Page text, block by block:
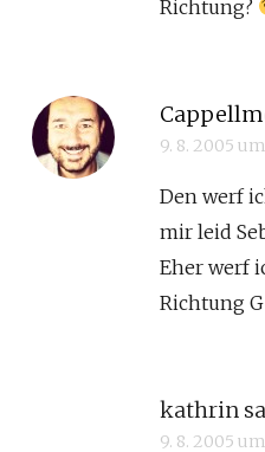
Richtung?
9. 8. 2005
Den werf
mir leid
Eher werf
Richtung
kathrin
9. 8. 2005